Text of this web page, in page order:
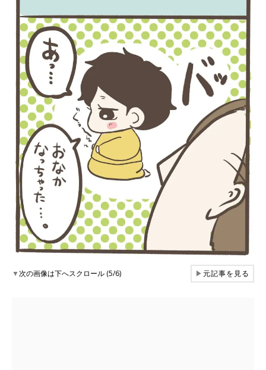
▼次の画像は下へスクロール (5/6) ▶元記事を見る